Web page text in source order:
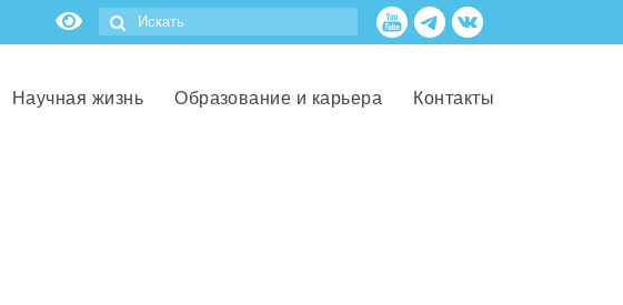
Научная жизнь Образование и карьера Контакты